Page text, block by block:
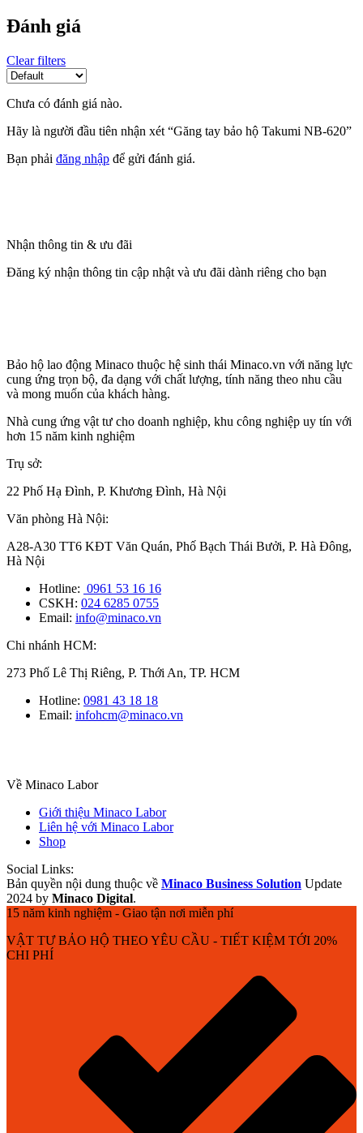
Đánh giá
Clear filters
Chưa có đánh giá nào.
Hãy là người đầu tiên nhận xét “Găng tay bảo hộ Takumi NB-620”
Bạn phải đăng nhập để gửi đánh giá.
Nhận thông tin & ưu đãi
Đăng ký nhận thông tin cập nhật và ưu đãi dành riêng cho bạn
Bảo hộ lao động Minaco thuộc hệ sinh thái Minaco.vn với năng lực
cung ứng trọn bộ, đa dạng với chất lượng, tính năng theo nhu cầu
và mong muốn của khách hàng.
Nhà cung ứng vật tư cho doanh nghiệp, khu công nghiệp uy tín với
hơn 15 năm kinh nghiệm
Trụ sở:
22 Phố Hạ Đình, P. Khương Đình, Hà Nội
Văn phòng Hà Nội:
A28-A30 TT6 KĐT Văn Quán, Phố Bạch Thái Bưởi, P. Hà Đông,
Hà Nội
Hotline: 0961 53 16 16
CSKH: 024 6285 0755
Email: info@minaco.vn
Chi nhánh HCM:
273 Phố Lê Thị Riêng, P. Thới An, TP. HCM
Hotline: 0981 43 18 18
Email: infohcm@minaco.vn
Về Minaco Labor
Giới thiệu Minaco Labor
Liên hệ với Minaco Labor
Shop
Social Links:
Bản quyền nội dung thuộc về Minaco Business Solution Update
2024 by Minaco Digital.
15 năm kinh nghiệm - Giao tận nơi miễn phí
VẬT TƯ BẢO HỘ THEO YÊU CẦU - TIẾT KIỆM TỚI 20%
CHI PHÍ